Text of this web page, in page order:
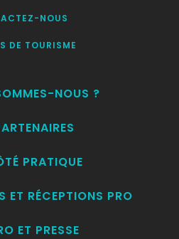
NOUS
DE TOURISME
NOUS ?
PRATIQUE
ET RÉCEPTIONS PRO
ET PRESSE